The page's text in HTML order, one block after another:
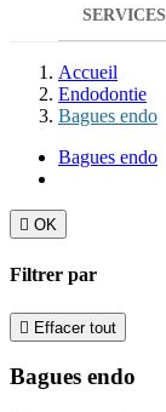
SERVICES
Accueil
Endodontie
Bagues endo
Bagues endo
 OK
Filtrer par
 Effacer tout
Bagues endo